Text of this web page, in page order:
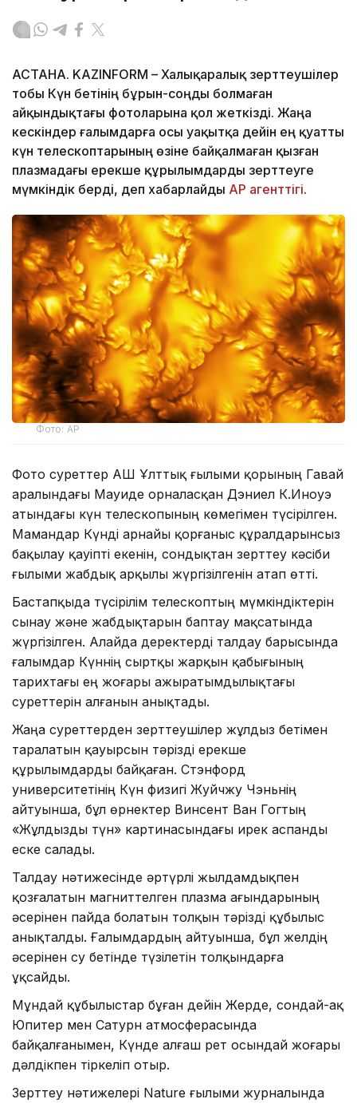
АСТАНА. KAZINFORM – Халықаралық зерттеушілер
тобы Күн бетінің бұрын-соңды болмаған
айқындықтағы фотоларына қол жеткізді. Жаңа
кескіндер ғалымдарға осы уақытқа дейін ең қуатты
күн телескоптарының өзіне байқалмаған қызған
плазмадағы ерекше құрылымдарды зерттеуге
мүмкіндік берді, деп хабарлайды AP агенттігі.
Фото: AP
Фото суреттер АҚШ Ұлттық ғылыми қорының Гавай
аралындағы Мауиде орналасқан Дэниел К.Иноуэ
атындағы күн телескопының көмегімен түсірілген.
Мамандар Күнді арнайы қорғаныс құралдарынсыз
бақылау қауіпті екенін, сондықтан зерттеу кәсіби
ғылыми жабдық арқылы жүргізілгенін атап өтті.
Бастапқыда түсірілім телескоптың мүмкіндіктерін
сынау және жабдықтарын баптау мақсатында
жүргізілген. Алайда деректерді талдау барысында
ғалымдар Күннің сыртқы жарқын қабығының
тарихтағы ең жоғары ажыратымдылықтағы
суреттерін алғанын анықтады.
Жаңа суреттерден зерттеушілер жұлдыз бетімен
таралатын қауырсын тәрізді ерекше
құрылымдарды байқаған. Стэнфорд
университетінің Күн физигі Жуйчжу Чэньнің
айтуынша, бұл өрнектер Винсент Ван Гогтың
«Жұлдызды түн» картинасындағы ирек аспанды
еске салады.
Талдау нәтижесінде әртүрлі жылдамдықпен
қозғалатын магниттелген плазма ағындарының
әсерінен пайда болатын толқын тәрізді құбылыс
анықталды. Ғалымдардың айтуынша, бұл желдің
әсерінен су бетінде түзілетін толқындарға
ұқсайды.
Мұндай құбылыстар бұған дейін Жерде, сондай-ақ
Юпитер мен Сатурн атмосферасында
байқалғанымен, Күнде алғаш рет осындай жоғары
дәлдікпен тіркеліп отыр.
Зерттеу нәтижелері Nature ғылыми журналында